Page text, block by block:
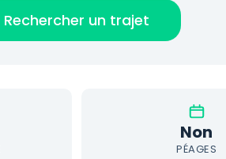
Rechercher un trajet
Non
PÉAGES